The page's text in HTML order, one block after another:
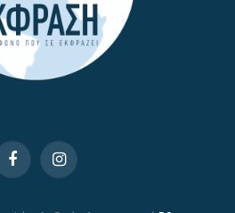
FacebookInstagram